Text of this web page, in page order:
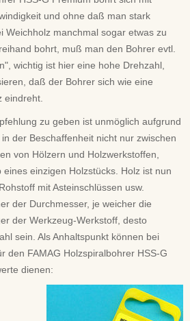
und ohne daß man stark
Weichholz manchmal sogar etwas zu
bohrt, muß man den Bohrer evtl.
wichtig ist hier eine hohe Drehzahl,
daß der Bohrer sich wie eine
eindreht.
zu geben ist unmöglich aufgrund
der Beschaffenheit nicht nur zwischen
von Hölzern und Holzwerkstoffen,
einzigen Holzstücks. Holz ist nun
mit Asteinschlüssen usw.
der Durchmesser, je weicher die
der Werkzeug-Werkstoff, desto
sein. Als Anhaltspunkt können bei
den FAMAG Holzspiralbohrer HSS-G
dienen: